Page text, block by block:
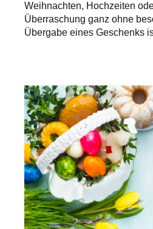
Weihnachten, Hochzeiten
Überraschung ganz ohne
Übergabe eines Geschenks